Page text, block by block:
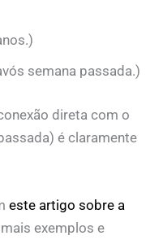
semana passada.)
direta com o
é claramente
este artigo sobre a
exemplos e